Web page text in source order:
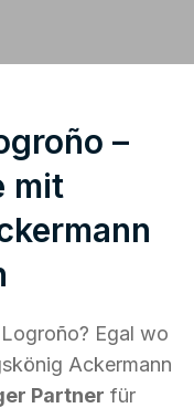
–
mit
Egal wo
Ackermann
Partner für